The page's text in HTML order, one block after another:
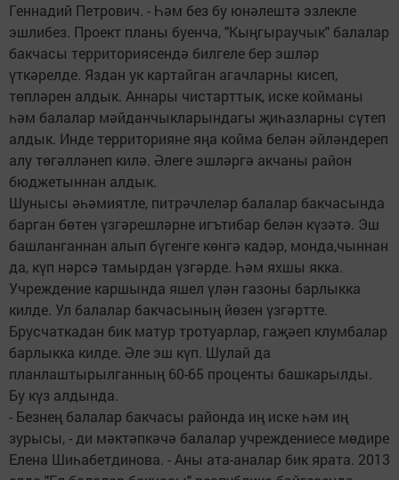
Геннадий Петрович. - Һәм без бу юнәлештә эзлекле
эшлибез. Проект планы буенча, "Кыңгыраучык" балалар
бакчасы территориясендә билгеле бер эшләр
үткәрелде. Яздан ук картайган агачларны кисеп,
төпләрен алдык. Аннары чистарттык, иске койманы
һәм балалар мәйданчыкларындагы җиһазларны сүтеп
алдык. Инде территорияне яңа койма белән әйләндереп
алу төгәлләнеп килә. Әлеге эшләргә акчаны район
бюджетыннан алдык.
Шунысы әһәмиятле, питрәчлеләр балалар бакчасында
барган бөтен үзгәрешләрне игътибар белән күзәтә. Эш
башланганнан алып бүгенге көнгә кадәр, монда,чыннан
да, күп нәрсә тамырдан үзгәрде. Һәм яхшы якка.
Учреждение каршында яшел үлән газоны барлыкка
килде. Ул балалар бакчасының йөзен үзгәртте.
Брусчаткадан бик матур тротуарлар, гаҗәеп клумбалар
барлыкка килде. Әле эш күп. Шулай да
планлаштырылганның 60-65 проценты башкарылды.
Бу күз алдында.
- Безнең балалар бакчасы районда иң иске һәм иң
зурысы, - ди мәктәпкәчә балалар учреждениесе мөдире
Елена Шиһабетдинова. - Аны ата-аналар бик ярата. 2013